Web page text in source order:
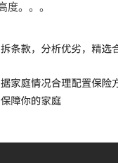
度。。。